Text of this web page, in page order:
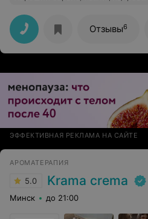
необходимости приду к вам еще!
Отзывы6
ЭФФЕКТИВНАЯ РЕКЛАМА НА САЙТЕ
АРОМАТЕРАПИЯ
5.0 Krama crema
Минск до 21:00